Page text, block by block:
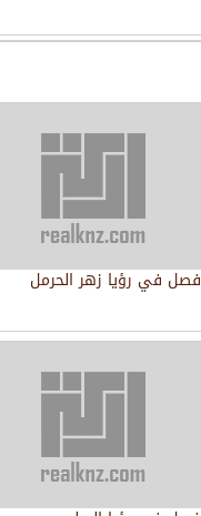
فصل في رؤيا زهر الحرمل